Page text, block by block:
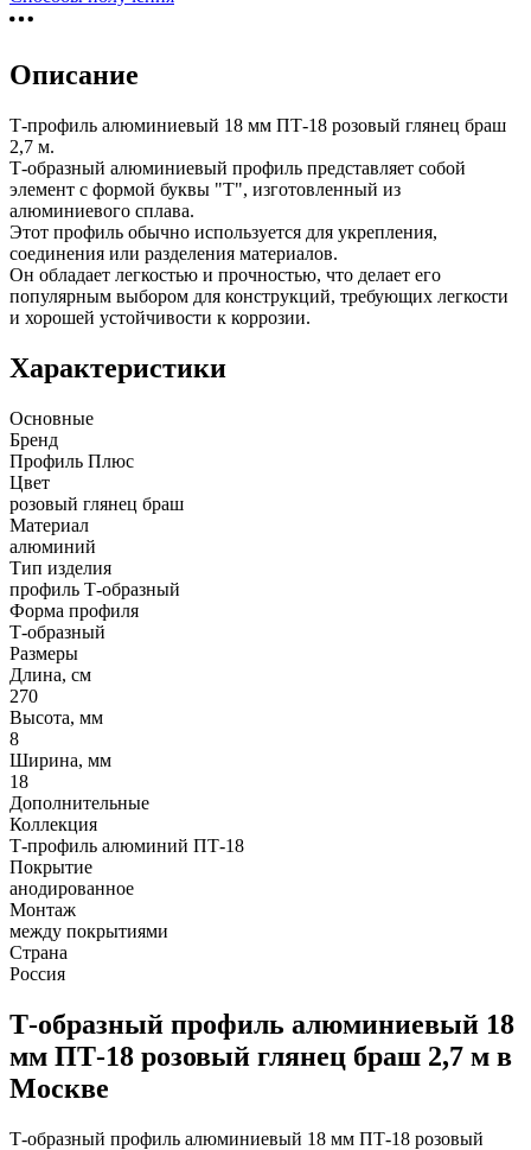
Описание
Т-профиль алюминиевый 18 мм ПТ-18 розовый глянец браш
2,7 м.
Т-образный алюминиевый профиль представляет собой
элемент с формой буквы "Т", изготовленный из
алюминиевого сплава.
Этот профиль обычно используется для укрепления,
соединения или разделения материалов.
Он обладает легкостью и прочностью, что делает его
популярным выбором для конструкций, требующих легкости
и хорошей устойчивости к коррозии.
Характеристики
Основные
Бренд
Профиль Плюс
Цвет
розовый глянец браш
Материал
алюминий
Тип изделия
профиль Т-образный
Форма профиля
Т-образный
Размеры
Длина, см
270
Высота, мм
8
Ширина, мм
18
Дополнительные
Коллекция
Т-профиль алюминий ПТ-18
Покрытие
анодированное
Монтаж
между покрытиями
Страна
Россия
Т-образный профиль алюминиевый 18
мм ПТ-18 розовый глянец браш 2,7 м в
Москве
Т-образный профиль алюминиевый 18 мм ПТ-18 розовый